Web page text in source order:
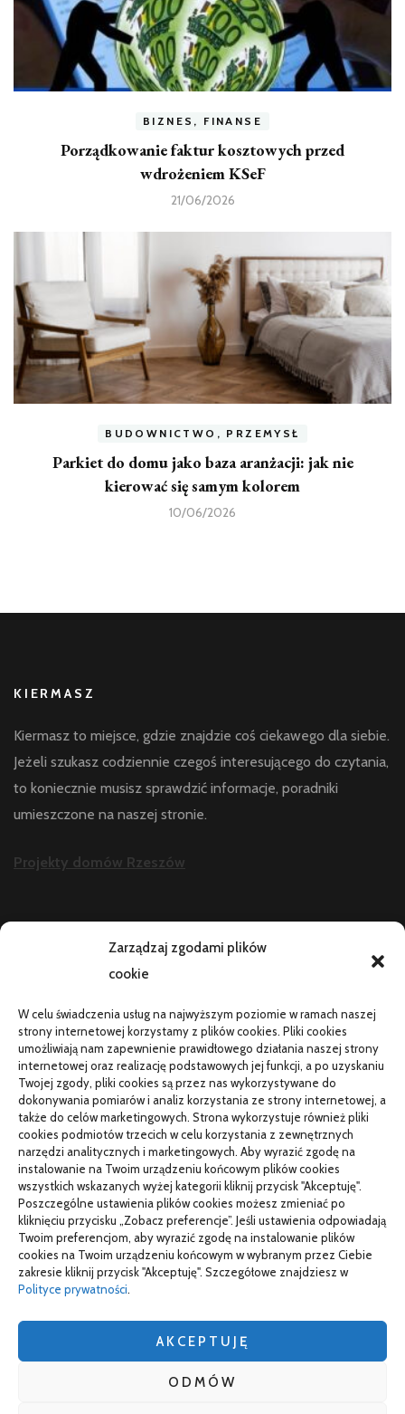
Zarządzaj zgodami plików
cookie
W celu świadczenia usług na najwyższym poziomie w ramach naszej
strony internetowej korzystamy z plików cookies. Pliki cookies
umożliwiają nam zapewnienie prawidłowego działania naszej strony
internetowej oraz realizację podstawowych jej funkcji, a po uzyskaniu
Twojej zgody, pliki cookies są przez nas wykorzystywane do
dokonywania pomiarów i analiz korzystania ze strony internetowej, a
także do celów marketingowych. Strona wykorzystuje również pliki
cookies podmiotów trzecich w celu korzystania z zewnętrznych
narzędzi analitycznych i marketingowych. Aby wyrazić zgodę na
instalowanie na Twoim urządzeniu końcowym plików cookies
wszystkich wskazanych wyżej kategorii kliknij przycisk "Akceptuję".
Poszczególne ustawienia plików cookies możesz zmieniać po
kliknięciu przycisku „Zobacz preferencje”. Jeśli ustawienia odpowiadają
Twoim preferencjom, aby wyrazić zgodę na instalowanie plików
cookies na Twoim urządzeniu końcowym w wybranym przez Ciebie
zakresie kliknij przycisk "Akceptuję". Szczegółowe znajdziesz w
Polityce prywatności.
AKCEPTUJĘ
ODMÓW
BIZNES, FINANSE
Porządkowanie faktur kosztowych przed
wdrożeniem KSeF
21/06/2026
BUDOWNICTWO, PRZEMYSŁ
Parkiet do domu jako baza aranżacji: jak nie
kierować się samym kolorem
10/06/2026
KIERMASZ
Kiermasz to miejsce, gdzie znajdzie coś ciekawego dla siebie.
Jeżeli szukasz codziennie czegoś interesującego do czytania,
to koniecznie musisz sprawdzić informacje, poradniki
umieszczone na naszej stronie.
Projekty domów Rzeszów
Telefon zawiesza się i wyłącza pod obciążeniem:
PR od podstaw w małej firmie: nauka i wdrożenie
Termin do specjalisty za kilka miesięcy: co robić
Porządkowanie faktur kosztowych przed wdrożeniem KSeF
TO SIĘ CZYTA
Gorąca oraz poetyczna Hiszpania z kamperem – gdzie
pojechać na wczasy z bliskimi?
Czemu warto wybierać śruby z ocynkiem
Właściwe domy z drewna jak budować w solidny sposób
wizytówki nap